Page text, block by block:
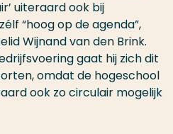
uiteraard ook bij
“hoog op de agenda”,
Wijnand van den Brink.
gaat hij zich dit
omdat de hogeschool
ook zo circulair mogelijk